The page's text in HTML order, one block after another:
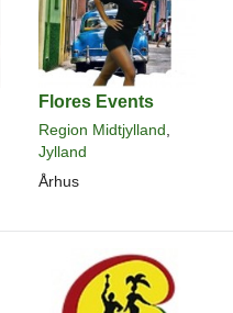
Flores Events
Region Midtjylland
Jylland
Århus